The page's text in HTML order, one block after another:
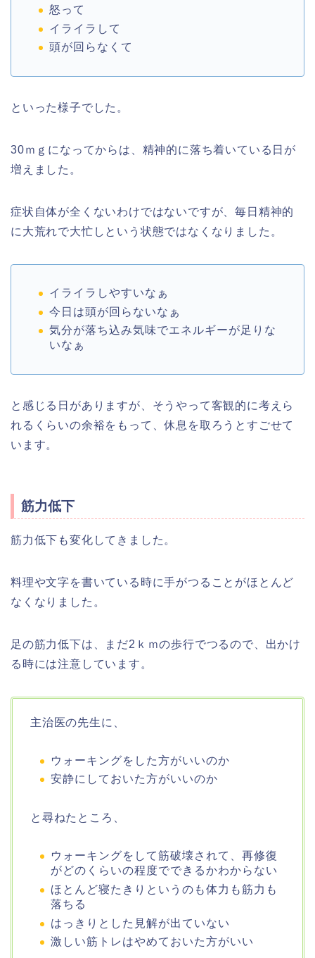
怒って
イライラして
頭が回らなくて
といった様子でした。
30ｍｇになってからは、精神的に落ち着いている日が
増えました。
症状自体が全くないわけではないですが、毎日精神的
に大荒れで大忙しという状態ではなくなりました。
イライラしやすいなぁ
今日は頭が回らないなぁ
気分が落ち込み気味でエネルギーが足りな
いなぁ
と感じる日がありますが、そうやって客観的に考えら
れるくらいの余裕をもって、休息を取ろうとすごせて
います。
筋力低下
筋力低下も変化してきました。
料理や文字を書いている時に手がつることがほとんど
なくなりました。
足の筋力低下は、まだ2ｋｍの歩行でつるので、出かけ
る時には注意しています。
主治医の先生に、
ウォーキングをした方がいいのか
安静にしておいた方がいいのか
と尋ねたところ、
ウォーキングをして筋破壊されて、再修復
がどのくらいの程度でできるかわからない
ほとんど寝たきりというのも体力も筋力も
落ちる
はっきりとした見解が出ていない
激しい筋トレはやめておいた方がいい